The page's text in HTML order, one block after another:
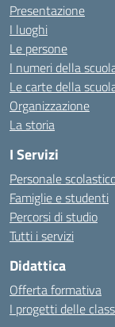
Presentazione
I luoghi
Le persone
I numeri della
Le carte della
Organizzazione
La storia
I Servizi
Personale
Famiglie e studenti
Percorsi di studio
Tutti i servizi
Didattica
Offerta formativa
I progetti delle